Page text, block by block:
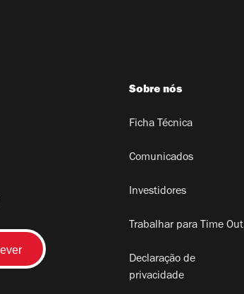
Sobre nós
Ficha Técnica
Comunicados
Investidores
Trabalhar para Time Out
Declaração de
privacidade